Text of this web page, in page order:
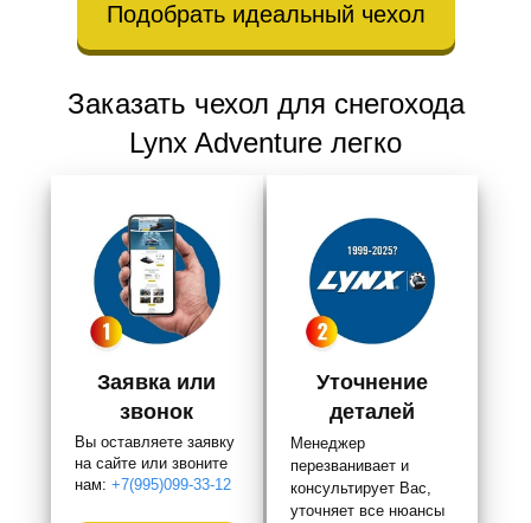
Подобрать идеальный чехол
Заказать чехол для снегохода
Lynx Adventure легко
Заявка или
звонок
Вы оставляете заявку
на сайте или звоните
нам:+7(995)099-33-12
Уточнение
деталей
Менеджер
перезванивает и
консультирует Вас,
уточняет все нюансы